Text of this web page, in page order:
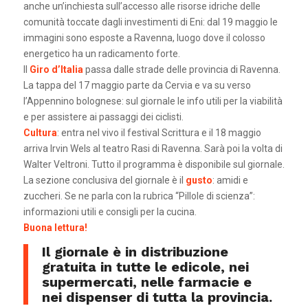
anche un’inchiesta sull’accesso alle risorse idriche delle
comunità toccate dagli investimenti di Eni: dal 19 maggio le
immagini sono esposte a Ravenna, luogo dove il colosso
energetico ha un radicamento forte.
Giro d’Italiapassa dalle strade delle provincia di Ravenna.
La tappa del 17 maggio parte da Cervia e va su verso
l’Appennino bolognese: sul giornale le info utili per la viabilità
e per assistere ai passaggi dei ciclisti.
Cultura: entra nel vivo il festival Scrittura e il 18 maggio
arriva Irvin Wels al teatro Rasi di Ravenna. Sarà poi la volta di
Walter Veltroni. Tutto il programma è disponibile sul giornale.
La sezione conclusiva del giornale è il gusto: amidi e
zuccheri. Se ne parla con la rubrica “Pillole di scienza”:
informazioni utili e consigli per la cucina.
Buona lettura!
Il giornale è in distribuzione
gratuita in tutte le edicole, nei
supermercati, nelle farmacie e
nei dispenser di tutta la provincia.